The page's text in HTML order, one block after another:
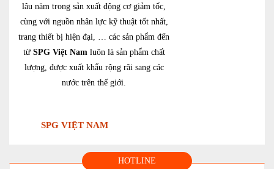
lâu năm trong sản xuất động cơ giảm tốc,
cùng với nguồn nhân lực kỹ thuật tốt nhất,
trang thiết bị hiện đại, … các sản phẩm đến
từ SPG Việt Namluôn là sản phẩm chất
lượng, được xuất khẩu rộng rãi sang các
nước trên thế giới.
SPG VIỆT NAM
HOTLINE